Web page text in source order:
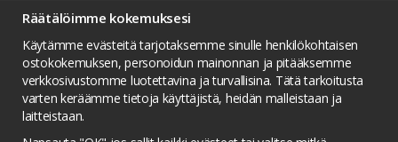
Ehdot Yhteydenotto
Twitter
YouTube Pinterest Instagram
Räätälöimme kokemuksesi
Käytämme evästeitä tarjotaksemme sinulle henkilökohtaisen
ostokokemuksen, personoidun mainonnan ja pitääksemme
verkkosivustomme luotettavina ja turvallisina. Tätä tarkoitusta
varten keräämme tietoja käyttäjistä, heidän malleistaan ​​ja
laitteistaan.